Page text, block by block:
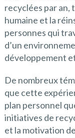
recyclées par an,
humaine et la
personnes qui
d’un
développement
De nombreux
que cette
plan personnel
initiatives de
et la motivation